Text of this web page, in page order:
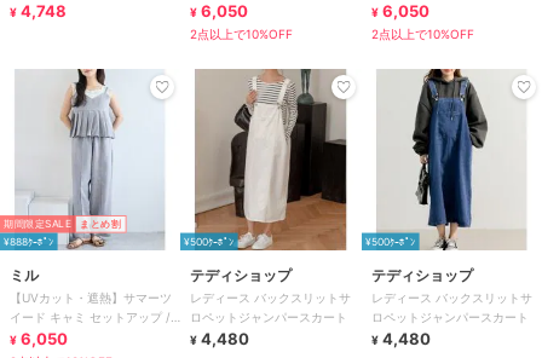
ンワン
¥ 4,748
リネンライク 【mil (ミル)】
¥ 6,050
2点以上で10%OFF
リネンライク 【mil (ミル)】
¥ 6,050
2点以上で10%OFF
期間限定SALE
まとめ割
¥888ｸｰﾎﾟﾝ
ミル
【UVカット・遮熱】サマーツ
イード キャミ セットアップ /
リネンライク 【mil (ミル)】
¥ 6,050
¥500ｸｰﾎﾟﾝ
テディショップ
レディース バックスリットサ
ロペットジャンパースカート
¥ 4,480
¥500ｸｰﾎﾟﾝ
テディショップ
レディース バックスリットサ
ロペットジャンパースカート
¥ 4,480